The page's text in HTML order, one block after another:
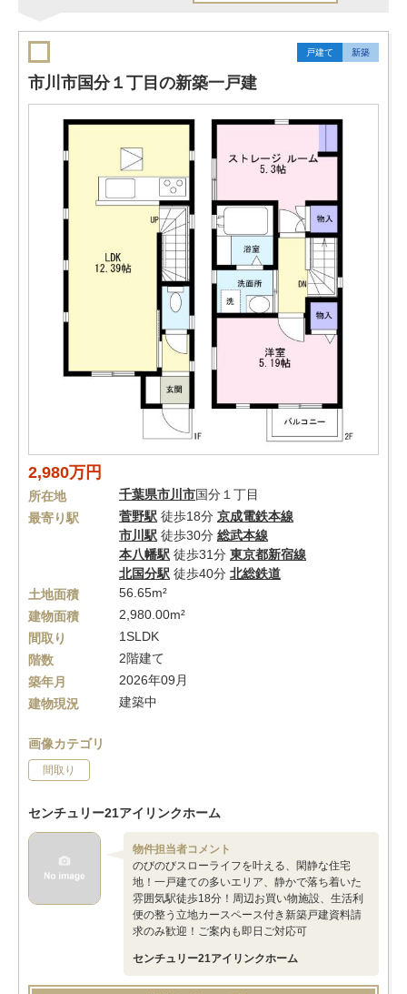
戸建て 新築
市川市国分１丁目の新築一戸建
2,980万円
所在地 千葉県市川市国分１丁目
最寄り駅
菅野駅 徒歩18分 京成電鉄本線
市川駅 徒歩30分 総武本線
本八幡駅 徒歩31分 東京都新宿線
北国分駅 徒歩40分 北総鉄道
土地面積
56.65m²
建物面積
2,980.00m²
間取り
1SLDK
階数
2階建て
築年月
2026年09月
建物現況
建築中
画像カテゴリ
間取り
センチュリー21アイリンクホーム
物件担当者コメント
のびのびスローライフを叶える、閑静な住宅
地！一戸建ての多いエリア、静かで落ち着いた
雰囲気駅徒歩18分！周辺お買い物施設、生活利
便の整う立地カースペース付き新築戸建資料請
求のみ歓迎！ご案内も即日ご対応可
センチュリー21アイリンクホーム